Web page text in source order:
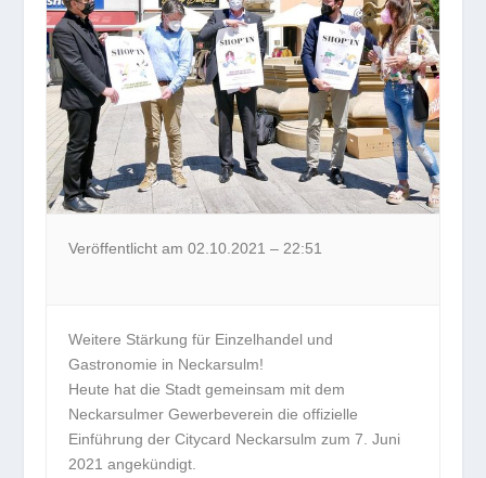
Veröffentlicht am 02.10.2021 – 22:51
Weitere Stärkung für Einzelhandel und
Gastronomie in Neckarsulm!
Heute hat die Stadt gemeinsam mit dem
Neckarsulmer Gewerbeverein die offizielle
Einführung der Citycard Neckarsulm zum 7. Juni
2021 angekündigt.